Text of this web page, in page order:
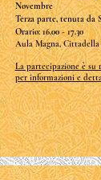
Novembre
Terza parte, tenuta da
Orario:16.00 - 17.30
Aula Magna, Cittadella
La partecipazione è su
per informazioni e